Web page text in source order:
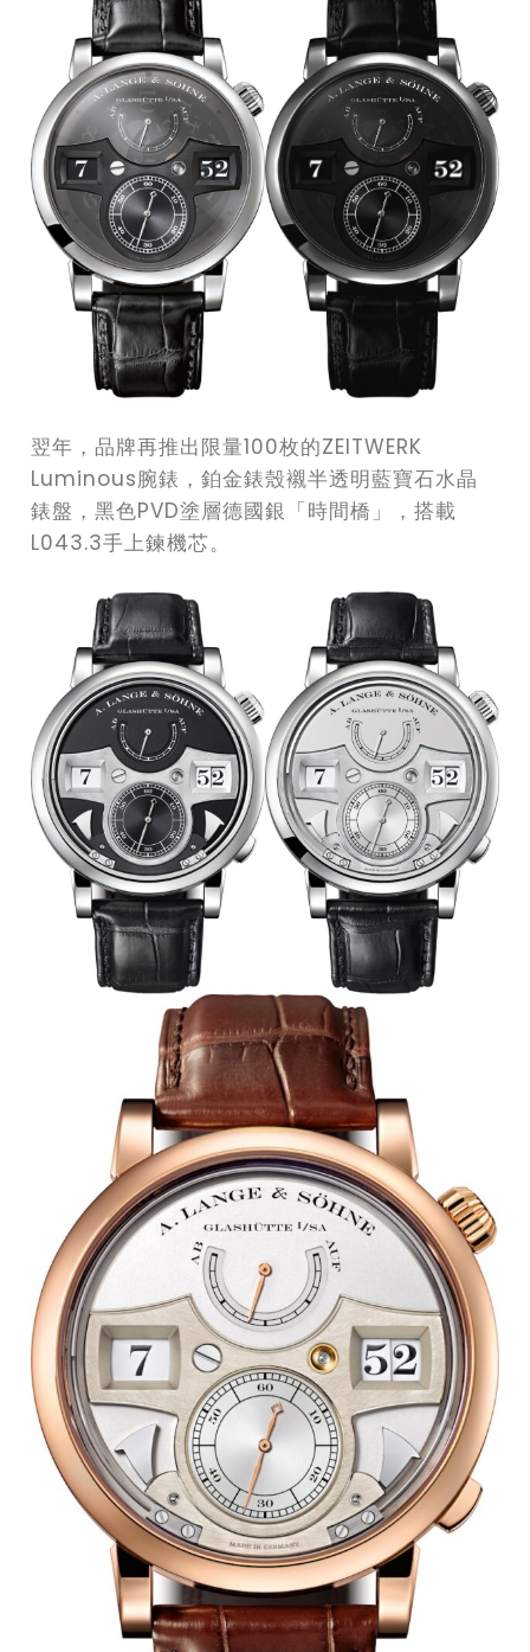
翌年，品牌再推出限量100枚的ZEITWERK
Luminous腕錶，鉑金錶殼襯半透明藍寶石水晶
錶盤，黑色PVD塗層德國銀「時間橋」，搭載
L043.3手上鍊機芯。